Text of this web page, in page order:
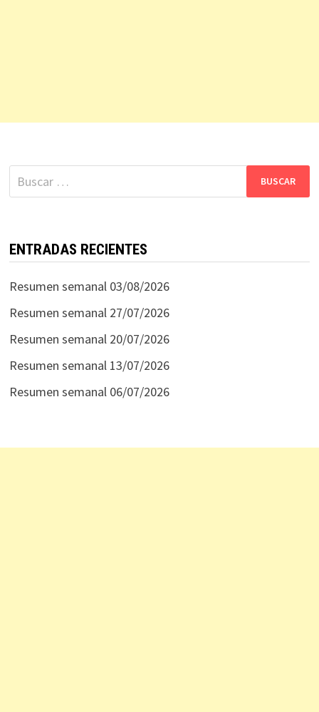
Buscar:
ENTRADAS RECIENTES
Resumen semanal 03/08/2026
Resumen semanal 27/07/2026
Resumen semanal 20/07/2026
Resumen semanal 13/07/2026
Resumen semanal 06/07/2026